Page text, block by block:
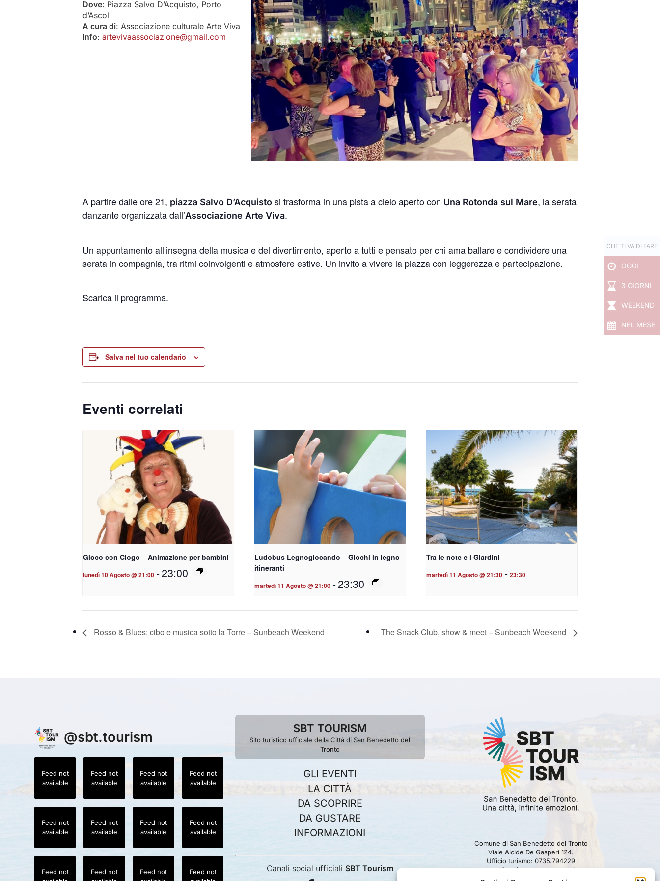
CHE TI VA DI FARE
OGGI
3 GIORNI
WEEKEND
NEL MESE
Dove: Piazza Salvo D’Acquisto, Porto
d’Ascoli
A cura di: Associazione culturale Arte Viva
Info:artevivaassociazione@gmail.com
A partire dalle ore 21, piazza Salvo D’Acquisto si trasforma in una pista a cielo aperto con Una Rotonda sul Mare, la serata
danzante organizzata dall’Associazione Arte Viva.
Un appuntamento all’insegna della musica e del divertimento, aperto a tutti e pensato per chi ama ballare e condividere una
serata in compagnia, tra ritmi coinvolgenti e atmosfere estive. Un invito a vivere la piazza con leggerezza e partecipazione.
Scarica il programma.
Salva nel tuo calendario
Eventi correlati
Gioco con Ciogo – Animazione per bambini
lunedì 10 Agosto @ 21:00 -23:00
Ludobus Legnogiocando – Giochi in legno
itineranti
martedì 11 Agosto @ 21:00 -23:30
Tra le note e i Giardini
martedì 11 Agosto @ 21:30 - 23:30
Rosso & Blues: cibo e musica sotto la Torre – Sunbeach Weekend The Snack Club, show & meet – Sunbeach Weekend
@sbt.tourism
Feed not
available
Feed not
available
Feed not
available
Feed not
available
Feed not
available
Feed not
available
Feed not
available
Feed not
available
Feed not
Feed not
Feed not
Feed not
SBT TOURISM
Sito turistico ufficiale della Città di San Benedetto del
Tronto
GLI EVENTI
LA CITTÀ
DA SCOPRIRE
DA GUSTARE
INFORMAZIONI
Canali social ufficiali SBT Tourism
Comune di San Benedetto del Tronto
Viale Alcide De Gasperi 124.
Ufficio turismo: 0735.794229
e-mail: turismo@comunesbt.it
P.Iva/C.F. 00360140446